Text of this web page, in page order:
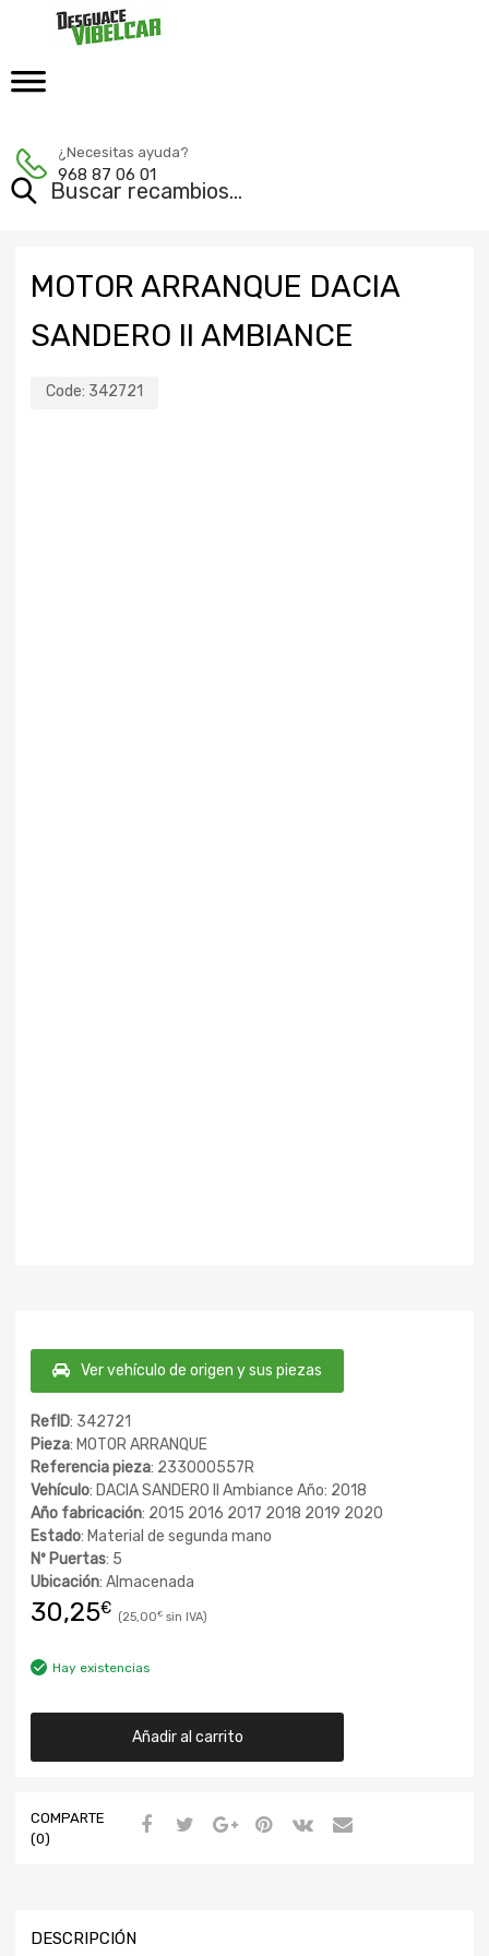
¿Necesitas ayuda?
968 87 06 01
MOTOR ARRANQUE DACIA
SANDERO II AMBIANCE
Code: 342721
Ver vehículo de origen y sus piezas
RefID: 342721
Pieza: MOTOR ARRANQUE
Referencia pieza: 233000557R
Vehículo: DACIA SANDERO II Ambiance Año: 2018
Año fabricación: 2015 2016 2017 2018 2019 2020
Estado: Material de segunda mano
Nº Puertas: 5
Ubicación: Almacenada
30,25€ 25,00€
Hay existencias
Añadir al carrito
COMPARTE
(0)
DESCRIPCIÓN